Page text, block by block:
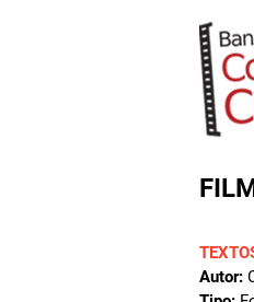
Autor: